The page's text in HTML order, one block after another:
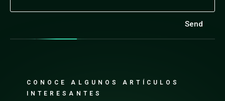
Send
CONOCE ALGUNOS ARTÍCULOS
INTERESANTES